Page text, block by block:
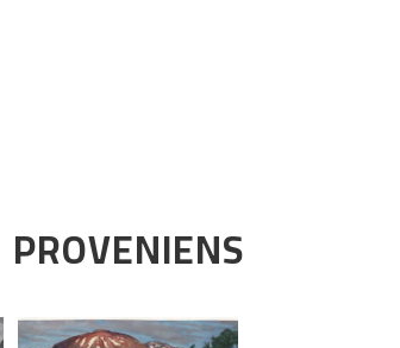
PROVENIENS